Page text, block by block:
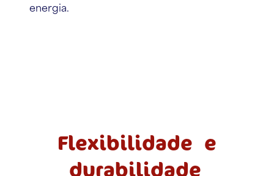
energia.
Flexibilidade e
durabilidade